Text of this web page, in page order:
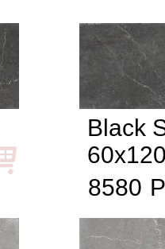
Black
8580